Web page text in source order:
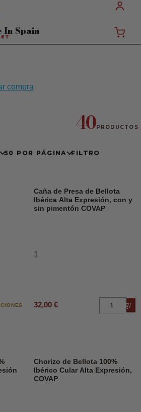
In Spain
compra
40PRODUCTOS
50 POR PÁGINA FILTRO
Caña de Presa de Bellota
Ibérica Alta Expresión, con y
sin pimentón COVAP
1
32,00 €
Chorizo de Bellota 100%
Ibérico Cular Alta Expresión,
COVAP